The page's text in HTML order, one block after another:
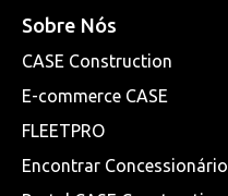
Sobre Nós
CASE Construction
E-commerce CASE
FLEETPRO
Encontrar Concessionário